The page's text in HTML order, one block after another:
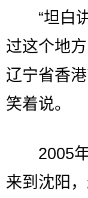
“坦白讲
过这个地
辽宁省香
笑着说。
2005年
来到沈阳